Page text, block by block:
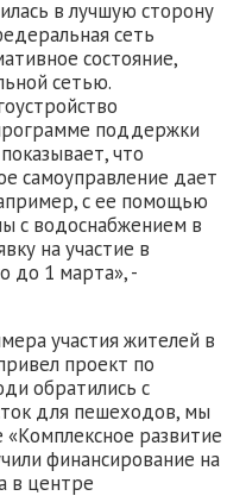
в лучшую сторону
сеть
состояние,
сетью.
поддержки
что
самоуправление дает
с ее помощью
с водоснабжением в
на участие в
до 1 марта», -
участия жителей в
проект по
обратились с
для пешеходов, мы
развитие
финансирование на
в центре